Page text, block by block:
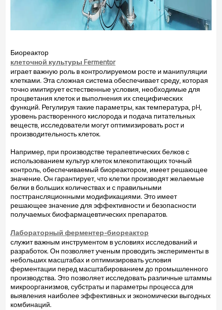
Биореактор
клеточной культуры Fermentor
играет важную роль в контролируемом росте и манипуляции
клетками. Эта сложная система обеспечивает среду, которая
точно имитирует естественные условия, необходимые для
процветания клеток и выполнения их специфических
функций. Регулируя такие параметры, как температура, pH,
уровень растворенного кислорода и подача питательных
веществ, исследователи могут оптимизировать рост и
производительность клеток.
Например, при производстве терапевтических белков с
использованием культур клеток млекопитающих точный
контроль, обеспечиваемый биореактором, имеет решающее
значение. Он гарантирует, что клетки производят желаемые
белки в больших количествах и с правильными
посттрансляционными модификациями. Это имеет
решающее значение для эффективности и безопасности
получаемых биофармацевтических препаратов.
Лабораторный ферментер-биореактор
служит важным инструментом в условиях исследований и
разработок. Он позволяет ученым проводить эксперименты в
небольших масштабах и оптимизировать условия
ферментации перед масштабированием до промышленного
производства. Это позволяет исследовать различные штаммы
микроорганизмов, субстраты и параметры процесса для
выявления наиболее эффективных и экономически выгодных
комбинаций.